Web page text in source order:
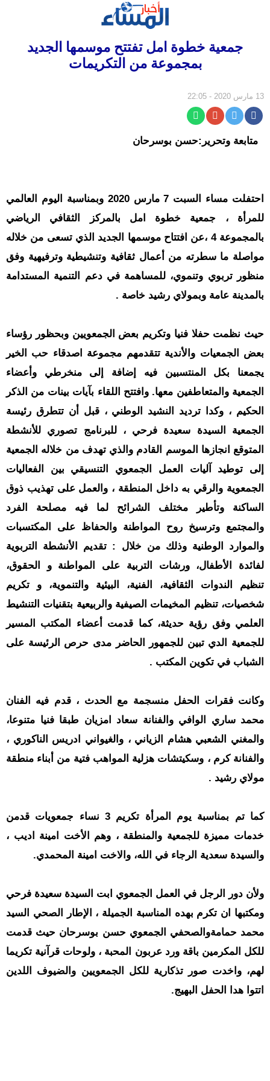
سياسة
إقتصاد
أخبار
الجالية
و
فن
رياضة
المرأة
حوادث
قناة
جمعية خطوة امل تفتتح موسمها الجديد
بمجموعة من التكريمات
13 مارس 2020 - 22:05
متابعة وتحرير:حسن بوسرحان
احتفلت مساء السبت 7 مارس 2020 وبمناسبة اليوم العالمي
للمرأة ، جمعية خطوة امل بالمركز الثقافي الرياضي
بالمجموعة 4 ،عن افتتاح موسمها الجديد الذي تسعى من خلاله
مواصلة ما سطرته من أعمال ثقافية وتنشيطية وترفيهية وفق
منظور تربوي وتنموي، للمساهمة في دعم التنمية المستدامة
بالمدينة عامة وبمولاي رشيد خاصة .
حيث نظمت حفلا فنيا وتكريم بعض الجمعويين وبحظور رؤساء
بعض الجمعيات والأندية تتقدمهم مجموعة اصدقاء حب الخير
يجمعنا بكل المنتسبين فيه إضافة إلى منخرطي وأعضاء
الجمعية والمتعاطفين معها. وافتتح اللقاء بآيات بينات من الذكر
الحكيم ، وكدا ترديد النشيد الوطني ، قبل أن تتطرق رئيسة
الجمعية السيدة سعيدة فرحي ، للبرنامج تصوري للأنشطة
المتوقع انجازها الموسم القادم والذي تهدف من خلاله الجمعية
إلى توطيد آليات العمل الجمعوي التنسيقي بين الفعاليات
الجمعوية والرقي به داخل المنطقة ، والعمل على تهذيب ذوق
الساكنة وتأطير مختلف الشرائح لما فيه مصلحة الفرد
والمجتمع وترسيخ روح المواطنة والحفاظ على المكتسبات
والموارد الوطنية وذلك من خلال : تقديم الأنشطة التربوية
لفائدة الأطفال، ورشات التربية على المواطنة و الحقوق،
تنظيم الندوات الثقافية، الفنية، البيئية والتنموية، و تكريم
شخصيات، تنظيم المخيمات الصيفية والربيعية بتقنيات التنشيط
العلمي وفق رؤية حديثة، كما قدمت أعضاء المكتب المسير
للجمعية الدي تبين للجمهور الحاضر مدى حرص الرئيسة على
الشباب في تكوين المكتب .
وكانت فقرات الحفل منسجمة مع الحدث ، قدم فيه الفنان
محمد ساري الوافي والفنانة سعاد امزيان طبقا فنيا متنوعا،
والمغني الشعبي هشام الزياني ، والغيواني ادريس الناكوري ،
والفنانة كرم ، وسكيتشات هزلية المواهب فتية من أبناء منطقة
مولاي رشيد .
كما تم بمناسبة يوم المرأة تكريم 3 نساء جمعويات قدمن
خدمات مميزة للجمعية والمنطقة ، وهم الأخت امينة اديب ،
والسيدة سعدية الرجاء في الله، والاخت امينة المحمدي.
ولأن دور الرجل في العمل الجمعوي ابت السيدة سعيدة فرحي
ومكتبها ان تكرم بهده المناسبة الجميلة ، الإطار الصحي السيد
محمد حمامةوالصحفي الجمعوي حسن بوسرحان حيث قدمت
للكل المكرمين باقة ورد عربون المحبة ، ولوحات قرآنية تكريما
لهم، واخدت صور تذكارية للكل الجمعويين والضيوف اللدين
اتتوا هدا الحفل البهيج.